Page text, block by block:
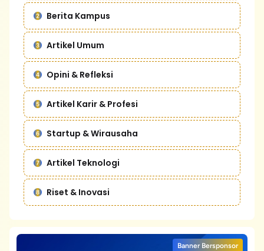
Berita Kampus
Artikel Umum
Opini & Refleksi
Artikel Karir & Profesi
Startup & Wirausaha
Artikel Teknologi
Riset & Inovasi
Banner Bersponsor